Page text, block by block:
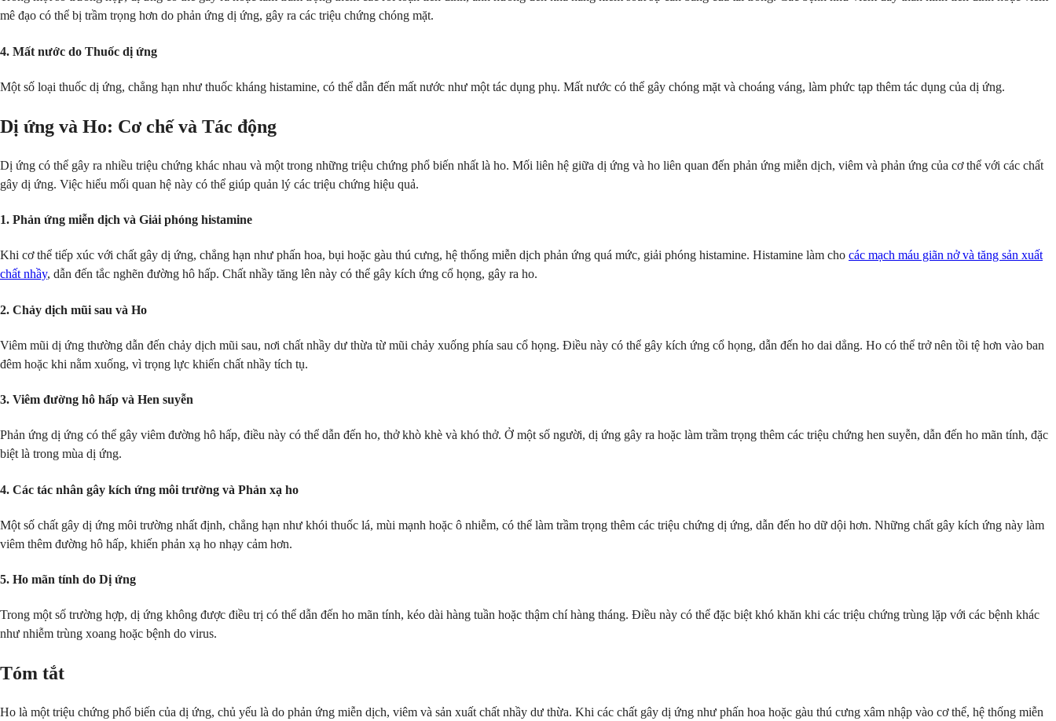
mê đạo có thể bị trầm trọng hơn do phản ứng dị ứng, gây ra các triệu chứng chóng mặt.
4. Mất nước do Thuốc dị ứng
Một số loại thuốc dị ứng, chẳng hạn như thuốc kháng histamine, có thể dẫn đến mất nước như một tác dụng phụ. Mất nước có thể gây chóng mặt và choáng váng, làm phức tạp thêm tác dụng của dị ứng.
Dị ứng và Ho: Cơ chế và Tác động
Dị ứng có thể gây ra nhiều triệu chứng khác nhau và một trong những triệu chứng phổ biến nhất là ho. Mối liên hệ giữa dị ứng và ho liên quan đến phản ứng miễn dịch, viêm và phản ứng của cơ thể với các chất
gây dị ứng. Việc hiểu mối quan hệ này có thể giúp quản lý các triệu chứng hiệu quả.
1. Phản ứng miễn dịch và Giải phóng histamine
Khi cơ thể tiếp xúc với chất gây dị ứng, chẳng hạn như phấn hoa, bụi hoặc gàu thú cưng, hệ thống miễn dịch phản ứng quá mức, giải phóng histamine. Histamine làm cho các mạch máu giãn nở và tăng sản xuất
chất nhầy, dẫn đến tắc nghẽn đường hô hấp. Chất nhầy tăng lên này có thể gây kích ứng cổ họng, gây ra ho.
2. Chảy dịch mũi sau và Ho
Viêm mũi dị ứng thường dẫn đến chảy dịch mũi sau, nơi chất nhầy dư thừa từ mũi chảy xuống phía sau cổ họng. Điều này có thể gây kích ứng cổ họng, dẫn đến ho dai dẳng. Ho có thể trở nên tồi tệ hơn vào ban
đêm hoặc khi nằm xuống, vì trọng lực khiến chất nhầy tích tụ.
3. Viêm đường hô hấp và Hen suyễn
Phản ứng dị ứng có thể gây viêm đường hô hấp, điều này có thể dẫn đến ho, thở khò khè và khó thở. Ở một số người, dị ứng gây ra hoặc làm trầm trọng thêm các triệu chứng hen suyễn, dẫn đến ho mãn tính, đặc
biệt là trong mùa dị ứng.
4. Các tác nhân gây kích ứng môi trường và Phản xạ ho
Một số chất gây dị ứng môi trường nhất định, chẳng hạn như khói thuốc lá, mùi mạnh hoặc ô nhiễm, có thể làm trầm trọng thêm các triệu chứng dị ứng, dẫn đến ho dữ dội hơn. Những chất gây kích ứng này làm
viêm thêm đường hô hấp, khiến phản xạ ho nhạy cảm hơn.
5. Ho mãn tính do Dị ứng
Trong một số trường hợp, dị ứng không được điều trị có thể dẫn đến ho mãn tính, kéo dài hàng tuần hoặc thậm chí hàng tháng. Điều này có thể đặc biệt khó khăn khi các triệu chứng trùng lặp với các bệnh khác
như nhiễm trùng xoang hoặc bệnh do virus.
Tóm tắt
Ho là một triệu chứng phổ biến của dị ứng, chủ yếu là do phản ứng miễn dịch, viêm và sản xuất chất nhầy dư thừa. Khi các chất gây dị ứng như phấn hoa hoặc gàu thú cưng xâm nhập vào cơ thể, hệ thống miễn